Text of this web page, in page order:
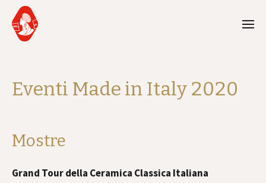
Eventi Made in Italy 2020
Mostre
Grand Tour della Ceramica Classica Italiana